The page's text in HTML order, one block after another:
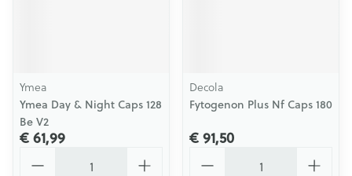
Ymea
Ymea Day & Night Caps 128
Be V2
€ 61,99
Decola
Fytogenon Plus Nf Caps 180
€ 91,50